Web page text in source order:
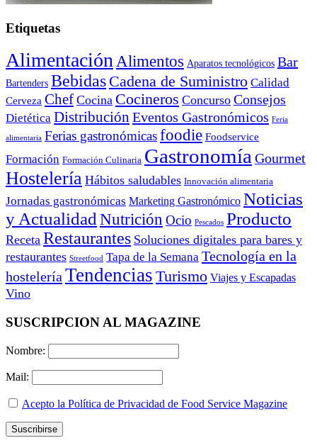
Etiquetas
AlimentaciónAlimentos Aparatos tecnológicos Bar
Bartenders Bebidas Cadena de Suministro Calidad
Cerveza Chef Cocina Cocineros Concurso Consejos
Dietética Distribución Eventos Gastronómicos Feria
alimentaria Ferias gastronómicasfoodie Foodservice
Formación Formación Culinaria GastronomíaGourmet
Hostelería Hábitos saludables Innovación alimentaria
Jornadas gastronómicas Marketing Gastronómico Noticias
y ActualidadNutrición Ocio Pescados Producto
Receta Restaurantes Soluciones digitales para bares y
restaurantes Streetfood Tapa de la Semana Tecnología en la
hosteleríaTendencias Turismo Viajes y Escapadas
Vino
SUSCRIPCION AL MAGAZINE
Nombre:
Mail:
Acepto la Política de Privacidad de Food Service Magazine